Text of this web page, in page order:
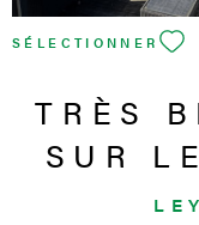
SÉLECTIONNER
TRÈS
SUR